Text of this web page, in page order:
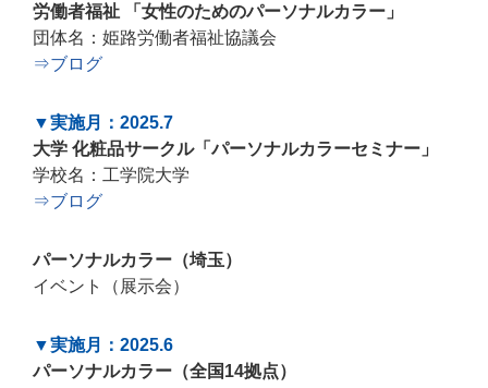
労働者福祉 「女性のためのパーソナルカラー」
団体名：姫路労働者福祉協議会
⇒ブログ
▼実施月：2025.7
大学 化粧品サークル「パーソナルカラーセミナー」
学校名：工学院大学
⇒ブログ
パーソナルカラー（埼玉）
イベント（展示会）
▼実施月：2025.6
パーソナルカラー（全国14拠点）